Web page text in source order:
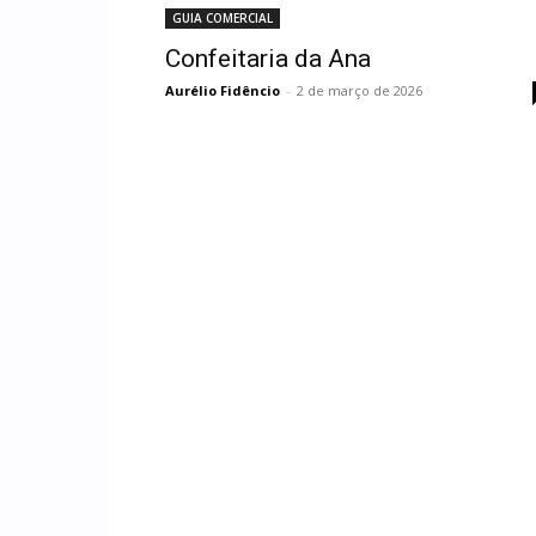
GUIA COMERCIAL
Confeitaria da Ana
Aurélio Fidêncio - 2 de março de 2026